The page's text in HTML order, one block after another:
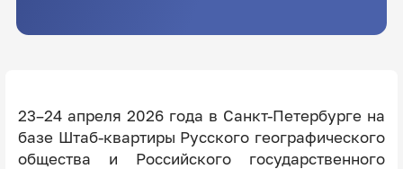
23–24 апреля 2026 года в Санкт-Петербурге на
базе Штаб-квартиры Русского географического
общества и Российского государственного